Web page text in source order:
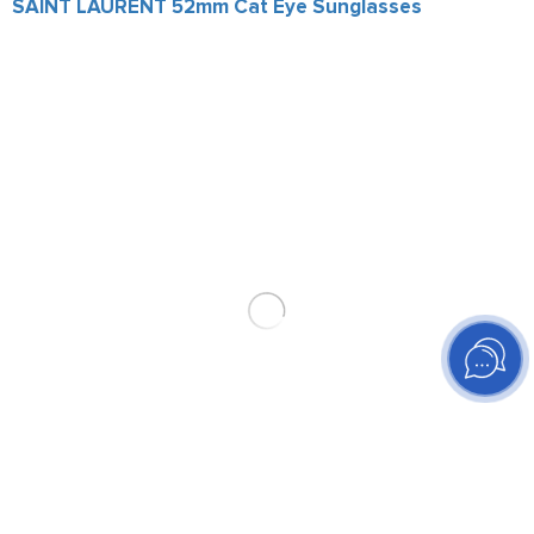
SAINT LAURENT 52mm Cat Eye Sunglasses